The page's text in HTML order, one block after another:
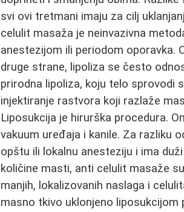
svi ovi tretmani imaju za cilj
celulit masaža je neinvazivna
anestezijom ili periodom oporavka.
druge strane, lipoliza se često
prirodna lipoliza, koju telo sprovodi
injektiranje rastvora koji razlaže
Liposukcija je hirurška procedura.
vakuum uređaja i kanile. Za razliku
opštu ili lokalnu anesteziju i ima
količine masti, anti celulit masaže
manjih, lokalizovanih naslaga i
masno tkivo uklonjeno liposukcijom